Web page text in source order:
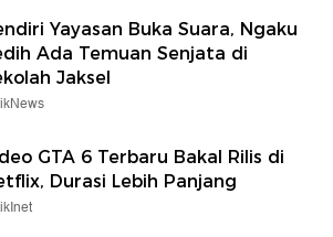
Yayasan Buka Suara, Ngaku
Ada Temuan Senjata di
Jaksel
GTA 6 Terbaru Bakal Rilis di
Durasi Lebih Panjang